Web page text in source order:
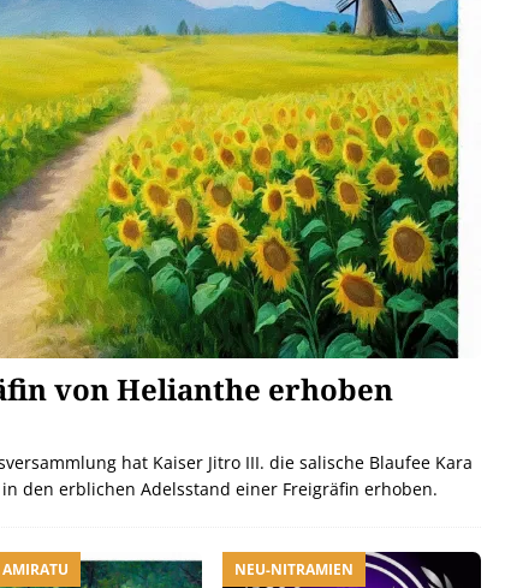
von Helianthe erhoben
hat Kaiser Jitro III. die salische Blaufee Kara
den erblichen Adelsstand einer Freigräfin erhoben.
NEU-NITRAMIEN